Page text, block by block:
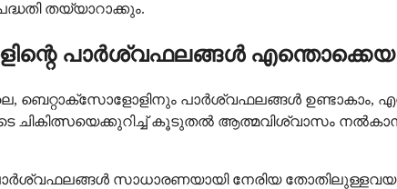
തയ്യാറാക്കും.
പാർശ്വഫലങ്ങൾ
ബെറ്റാക്സോളോളിനും പാർശ്വഫലങ്ങൾ ഉണ്ടാകാം,
ചികിത്സയെക്കുറിച്ച് കൂടുതൽ ആത്മവിശ്വാസം
സാധാരണയായി നേരിയ